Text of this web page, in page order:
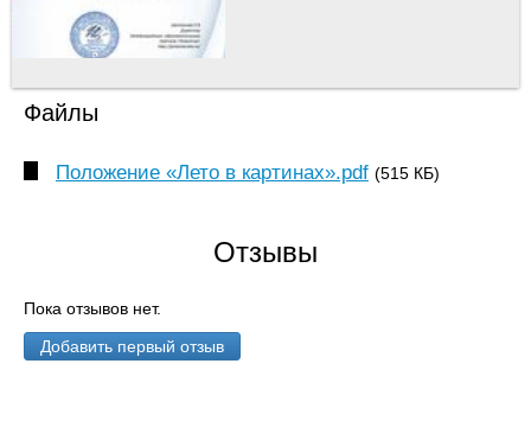
Файлы
Положение «Лето в картинах».pdf (515 КБ)
Отзывы
Пока отзывов нет.
Добавить первый отзыв